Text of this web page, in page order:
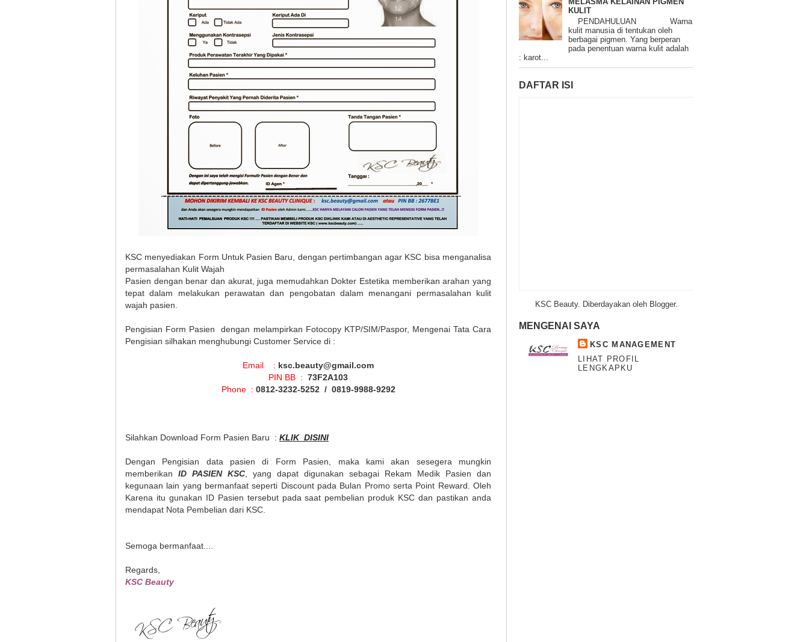
KSC menyediakan Form Untuk Pasien Baru, dengan pertimbangan agar KSC bisa menganalisa
permasalahan Kulit Wajah
Pasien dengan benar dan akurat, juga memudahkan Dokter Estetika memberikan arahan yang
tepat dalam melakukan perawatan dan pengobatan dalam menangani permasalahan kulit
wajah pasien.
Pengisian Form Pasien dengan melampirkan Fotocopy KTP/SIM/Paspor, Mengenai Tata Cara
Pengisian silhakan menghubungi Customer Service di :
Email : ksc.beauty@gmail.com
PIN BB : 73F2A103
Phone : 0812-3232-5252 / 0819-9988-9292
Silahkan Download Form Pasien Baru : KLIK DISINI
Dengan Pengisian data pasien di Form Pasien, maka kami akan sesegera mungkin
memberikan ID PASIEN KSC , yang dapat digunakan sebagai Rekam Medik Pasien dan
kegunaan lain yang bermanfaat seperti Discount pada Bulan Promo serta Point Reward. Oleh
Karena itu gunakan ID Pasien tersebut pada saat pembelian produk KSC dan pastikan anda
mendapat Nota Pembelian dari KSC.
Semoga bermanfaat....
Regards,
KSC Beauty
KULIT
PENDAHULUAN Warna
kulit manusia di tentukan oleh
berbagai pigmen. Yang berperan
pada penentuan warna kulit adalah
: karot...
DAFTAR ISI
KSC Beauty. Diberdayakan oleh Blogger.
MENGENAI SAYA
KSC MANAGEMENT
LIHAT PROFIL
LENGKAPKU